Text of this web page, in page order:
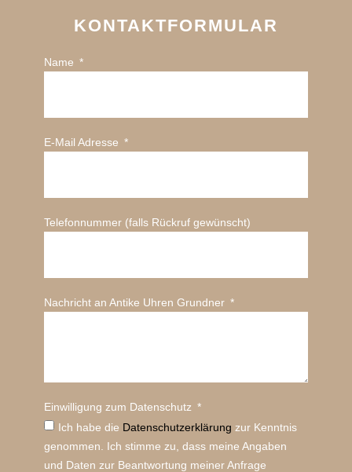
KONTAKTFORMULAR
Name
E-Mail Adresse
Telefonnummer (falls Rückruf gewünscht)
Nachricht an Antike Uhren Grundner
Einwilligung zum Datenschutz
Ich habe die Datenschutz­erklärung zur Kenntnis
genommen. Ich stimme zu, dass meine Angaben
und Daten zur Beantwortung meiner Anfrage